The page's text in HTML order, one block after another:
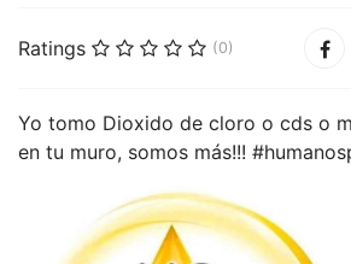
Ratings (0)
Yo tomo Dioxido de cloro o cds o
en tu muro, somos más!!!